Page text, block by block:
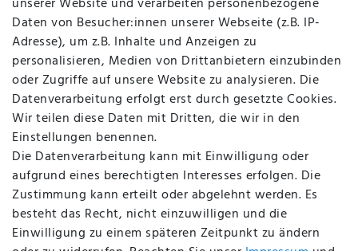
Kontakt
Datenschutz
AGB
FAQ
Batterieentsorgung
Altölverordnung
Impressum
BEQUEM UND SICHER BEZAHLEN MIT
Daten von Besucher:innen unserer Webseite (z.B. IP-
Adresse), um z.B. Inhalte und Anzeigen zu
personalisieren, Medien von Drittanbietern einzubinden
oder Zugriffe auf unsere Website zu analysieren. Die
Datenverarbeitung erfolgt erst durch gesetzte Cookies.
Wir teilen diese Daten mit Dritten, die wir in den
Einstellungen benennen.
Die Datenverarbeitung kann mit Einwilligung oder
aufgrund eines berechtigten Interesses erfolgen. Die
Zustimmung kann erteilt oder abgelehnt werden. Es
besteht das Recht, nicht einzuwilligen und die
Einwilligung zu einem späteren Zeitpunkt zu ändern